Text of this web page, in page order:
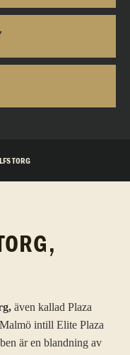
TORG
även kallad Plaza
intill Elite Plaza
är en blandning av